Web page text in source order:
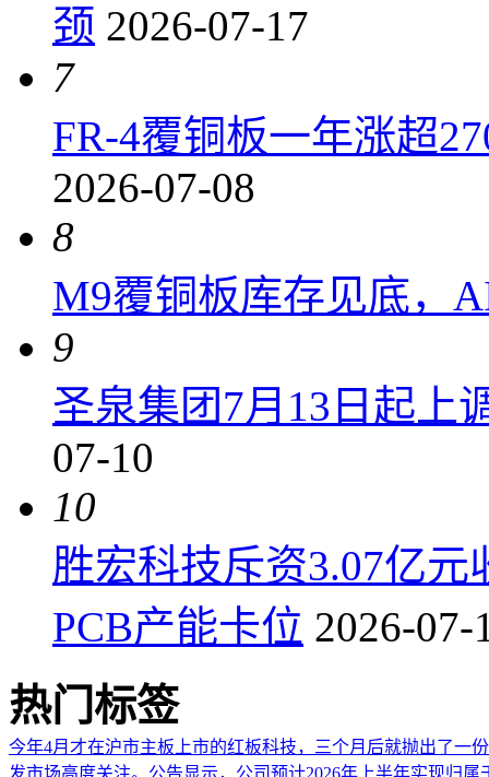
颈 2026-07-17
7
FR-4覆铜板一年涨超
2026-07-08
8
M9覆铜板库存见底，
9
圣泉集团7月13日起上
07-10
10
胜宏科技斥资3.07亿
PCB产能卡位 2026-07-
热门标签
今年4月才在沪市主板上市的红板科技，三个月后就抛出了一
发市场高度关注。公告显示，公司预计2026年上半年实现归